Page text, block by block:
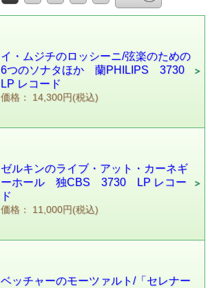
イ・ムジチのロッシーニ/弦楽のための
6つのソナタほか 蘭PHILIPS 3730
LP レコード
価格： 14,300円(税込)
ゼルキンのライブ・アット・カーネギ
ーホール 独CBS 3730 LP レコー
ド
価格： 11,000円(税込)
ベッチャーのモーツァルト/「セレナー